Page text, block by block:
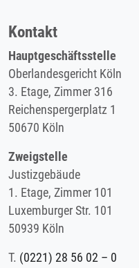
Kontakt
Hauptgeschäftsstelle
Oberlandesgericht Köln
3. Etage, Zimmer 316
Reichenspergerplatz 1
50670 Köln
Zweigstelle
Justizgebäude
1. Etage, Zimmer 101
Luxemburger Str. 101
50939 Köln
T. (0221) 28 56 02 – 0